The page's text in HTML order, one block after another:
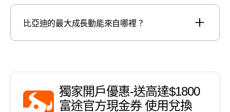
比亞迪的最大成長動能來自哪裡？
獨家開戶優惠-送高達$1800
富途官方現金券 使用兌換